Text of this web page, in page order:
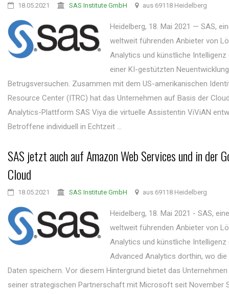
18.05.2021 SAS Institute GmbH aus 69118 Heidelberg
Heidelberg, 18. Mai 2021 — SAS,
weltweit führenden Anbieter von
Analytics und künstliche
einer KI-gestützten
Betrugsversuchen. Zusammen mit dem US-amerikanischen
Resource Center (ITRC) hat das Unternehmen auf Basis der
Analytics-Plattform SAS Viya die virtuelle Assistentin ViViAN
Betroffene individuell in Echtzeit ...
SAS jetzt auch auf Amazon Web Services und in der
Cloud
18.05.2021 SAS Institute GmbH aus 69118 Heidelberg
Heidelberg, 18. Mai 2021 - SAS,
weltweit führenden Anbieter von
Analytics und künstliche Intelligenz
Advanced Analytics dorthin, wo die
Daten speichern. Vor diesem Hintergrund bietet das
seiner strategischen Partnerschaft mit Microsoft seit November